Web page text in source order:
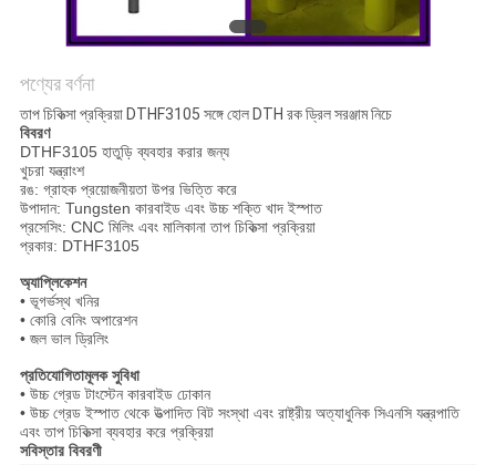
পণ্যের বর্ণনা
তাপ চিকিত্সা প্রক্রিয়া DTHF3105 সঙ্গে হোল DTH রক ড্রিল সরঞ্জাম নিচে
বিবরণ
DTHF3105 হাতুড়ি ব্যবহার করার জন্য
খুচরা যন্ত্রাংশ
রঙ: গ্রাহক প্রয়োজনীয়তা উপর ভিত্তি করে
উপাদান: Tungsten কারবাইড এবং উচ্চ শক্তি খাদ ইস্পাত
প্রসেসিং: CNC মিলিং এবং মালিকানা তাপ চিকিত্সা প্রক্রিয়া
প্রকার: DTHF3105
অ্যাপ্লিকেশন
• ভূগর্ভস্থ খনির
• কোরি বেনিং অপারেশন
• জল ভাল ড্রিলিং
প্রতিযোগিতামূলক সুবিধা
• উচ্চ গ্রেড টাংস্টেন কারবাইড ঢোকান
• উচ্চ গ্রেড ইস্পাত থেকে উত্পাদিত বিট সংস্থা এবং রাষ্ট্রীয় অত্যাধুনিক সিএনসি যন্ত্রপাতি
এবং তাপ চিকিত্সা ব্যবহার করে প্রক্রিয়া
সবিস্তার বিবরণী